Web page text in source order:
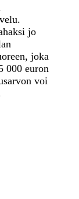
jo
joka
000 euron
voi